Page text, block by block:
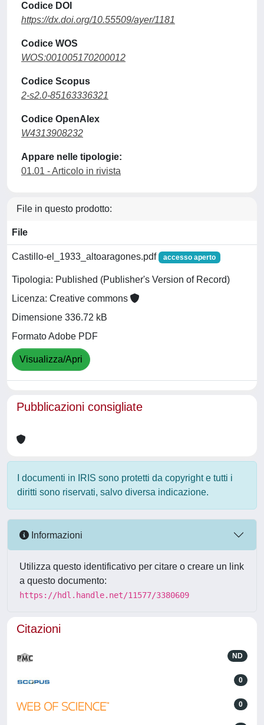
Codice DOI
https://dx.doi.org/10.55509/ayer/1181
Codice WOS
WOS:001005170200012
Codice Scopus
2-s2.0-85163336321
Codice OpenAlex
W4313908232
Appare nelle tipologie:
01.01 - Articolo in rivista
File in questo prodotto:
File
Castillo-el_1933_altoaragones.pdf accesso aperto
Tipologia: Published (Publisher's Version of Record)
Licenza: Creative commons
Dimensione 336.72 kB
Formato Adobe PDF
Visualizza/Apri
Pubblicazioni consigliate
I documenti in IRIS sono protetti da copyright e tutti i
diritti sono riservati, salvo diversa indicazione.
Informazioni
Utilizza questo identificativo per citare o creare un link
a questo documento:
https://hdl.handle.net/11577/3380609
Citazioni
ND
0
0